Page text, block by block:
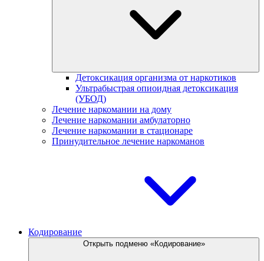
Детоксикация организма от наркотиков
Ультрабыстрая опиоидная детоксикация
(УБОД)
Лечение наркомании на дому
Лечение наркомании амбулаторно
Лечение наркомании в стационаре
Принудительное лечение наркоманов
Кодирование
Открыть подменю «Кодирование»